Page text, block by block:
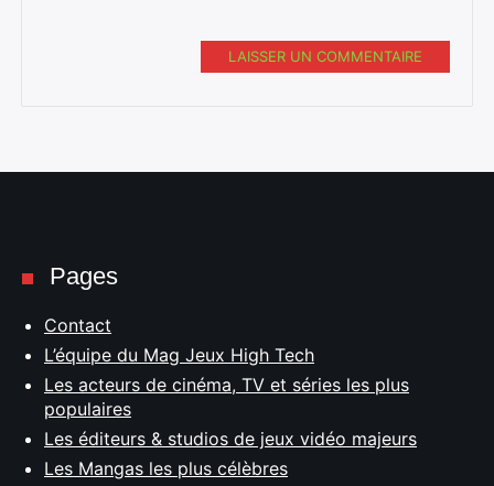
LAISSER UN COMMENTAIRE
Pages
Contact
L’équipe du Mag Jeux High Tech
Les acteurs de cinéma, TV et séries les plus
populaires
Les éditeurs & studios de jeux vidéo majeurs
Les Mangas les plus célèbres